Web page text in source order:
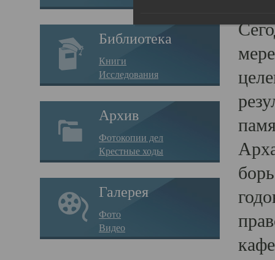
Библиотека
Книги
Исследования
Архив
Фотокопии дел
Крестные ходы
Галерея
Фото
Видео